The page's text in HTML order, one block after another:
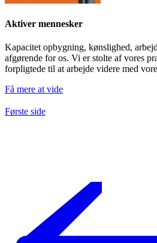
Aktiver mennesker
Kapacitet opbygning, kønslighed,
afgørende for os. Vi er stolte af vores
forpligtede til at arbejde videre med
Få mere at vide
Første side